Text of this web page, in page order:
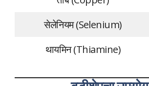
सेलेनियम (Selenium)
थायमिन (Thiamine)